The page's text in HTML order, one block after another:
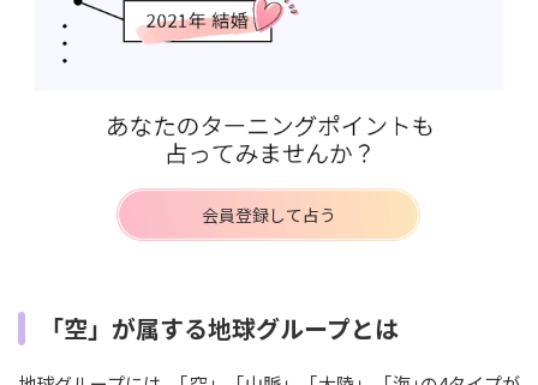
会員登録して占う
「空」が属する地球グループとは